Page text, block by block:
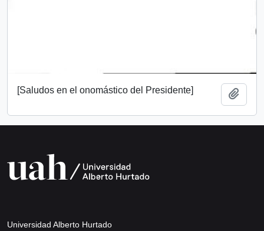
[Saludos en el onomástico del Presidente]
Universidad Alberto Hurtado